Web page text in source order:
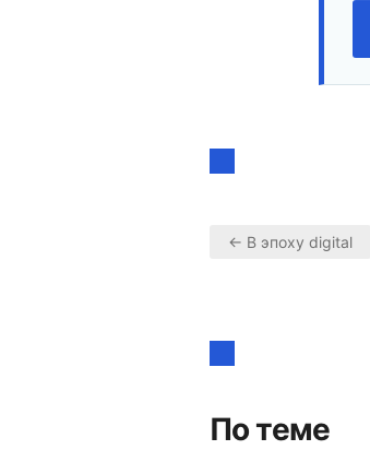
по
записям
← В эпоху digital
По теме